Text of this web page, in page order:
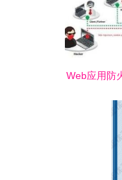
Web应用防